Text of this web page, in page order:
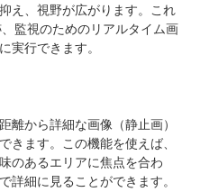
え、視野が広がります。これ
監視のためのリアルタイム画
実行できます。
離から詳細な画像（静止画）
きます。この機能を使えば、
のあるエリアに焦点を合わ
詳細に見ることができます。